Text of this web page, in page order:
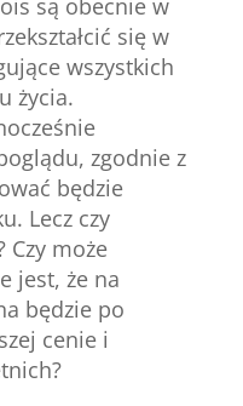
są obecnie w
się w
wszystkich
życia.
zgodnie z
będzie
Lecz czy
Czy może
jest, że na
będzie po
cenie i